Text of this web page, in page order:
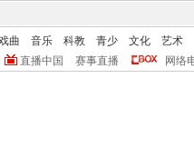
曲 音乐 科教 青少 文化
艺术
直播中国 赛事直播 网络